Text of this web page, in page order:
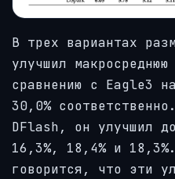
В трех вариантах
улучшил
сравнению с Eagle3
30,0%
DFlash, он улучшил
16,3%, 18,4% и
говорится, что эти